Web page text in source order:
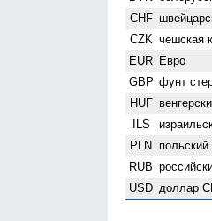
CHF
CZK чешская
EUR Евро
GBP фунт
HUF
ILS
PLN
RUB
USD доллар